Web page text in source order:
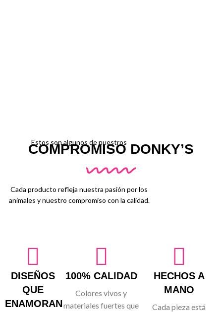
Estos son algunos de nuestros
COMPROMISO DONKY’S
Cada producto refleja nuestra pasión por los
animales y nuestro compromiso con la calidad.
DISEÑOS
QUE
ENAMORAN
100% CALIDAD
Colores vivos y
materiales fuertes que
HECHOS A
MANO
Cada pieza está